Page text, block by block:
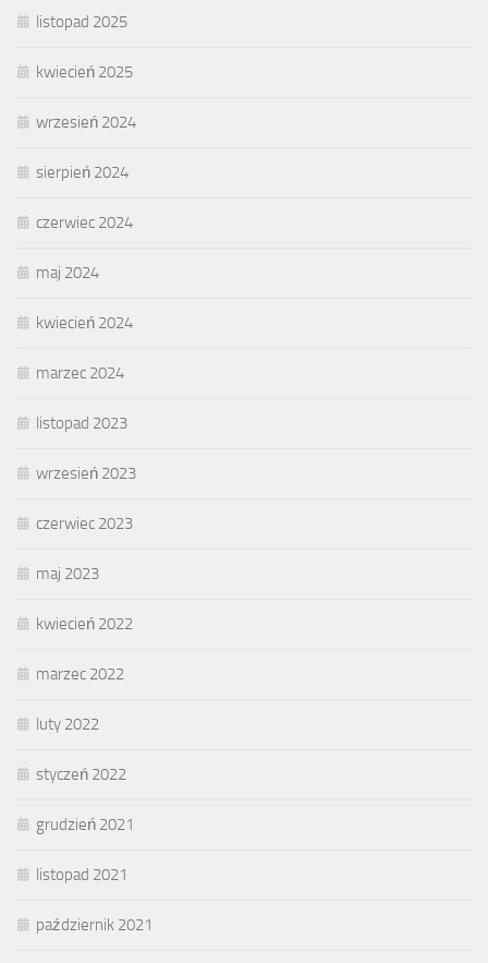
listopad 2025
kwiecień 2025
wrzesień 2024
sierpień 2024
czerwiec 2024
maj 2024
kwiecień 2024
marzec 2024
listopad 2023
wrzesień 2023
czerwiec 2023
maj 2023
kwiecień 2022
marzec 2022
luty 2022
styczeń 2022
grudzień 2021
listopad 2021
październik 2021